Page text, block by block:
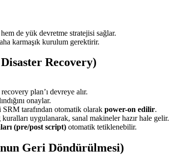
de yük devretme stratejisi sağlar.
karmaşık kurulum gerektirir.
Recovery)
plan’ı devreye alır.
onaylar.
tarafından otomatik olarak power-on edilir.
uygulanarak, sanal makineler hazır hale gelir.
(pre/post script) otomatik tetiklenebilir.
Geri Döndürülmesi)